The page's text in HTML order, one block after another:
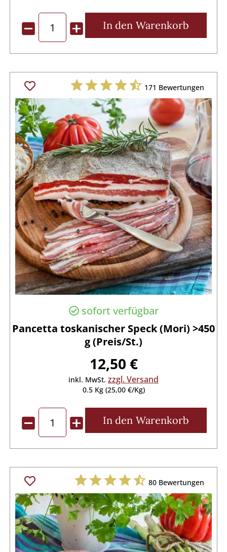
In den Warenkorb
171 Bewertungen
sofort verfügbar
Pancetta toskanischer Speck (Mori) >450
g (Preis/St.)
12,50 €
inkl. MwSt. zzgl. Versand
0.5 Kg (25,00 €/Kg)
In den Warenkorb
80Bewertungen